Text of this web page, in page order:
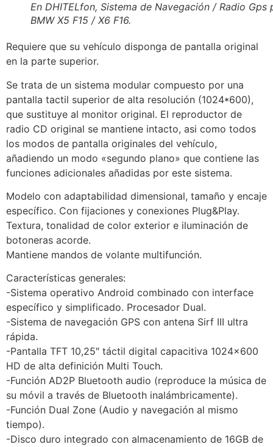
En DHITELfon, Sistema de Navegación / Radio Gps
BMW X5 F15 / X6 F16.
Requiere que su vehículo disponga de pantalla original
en la parte superior.
Se trata de un sistema modular compuesto por una
pantalla tactil superior de alta resolución (1024*600),
que sustituye al monitor original. El reproductor de
radio CD original se mantiene intacto, asi como todos
los modos de pantalla originales del vehículo,
añadiendo un modo «segundo plano» que contiene las
funciones adicionales añadidas por este sistema.
Modelo con adaptabilidad dimensional, tamaño y encaje
específico. Con fijaciones y conexiones Plug&Play.
Textura, tonalidad de color exterior e iluminación de
botoneras acorde.
Mantiene mandos de volante multifunción.
Características generales:
-Sistema operativo Android combinado con interface
específico y simplificado. Procesador Dual.
-Sistema de navegación GPS con antena Sirf III ultra
rápida.
-Pantalla TFT 10,25″ táctil digital capacitiva 1024×600
HD de alta definición Multi Touch.
-Función AD2P Bluetooth audio (reproduce la música de
su móvil a través de Bluetooth inalámbricamente).
-Función Dual Zone (Audio y navegación al mismo
tiempo).
-Disco duro integrado con almacenamiento de 16GB de